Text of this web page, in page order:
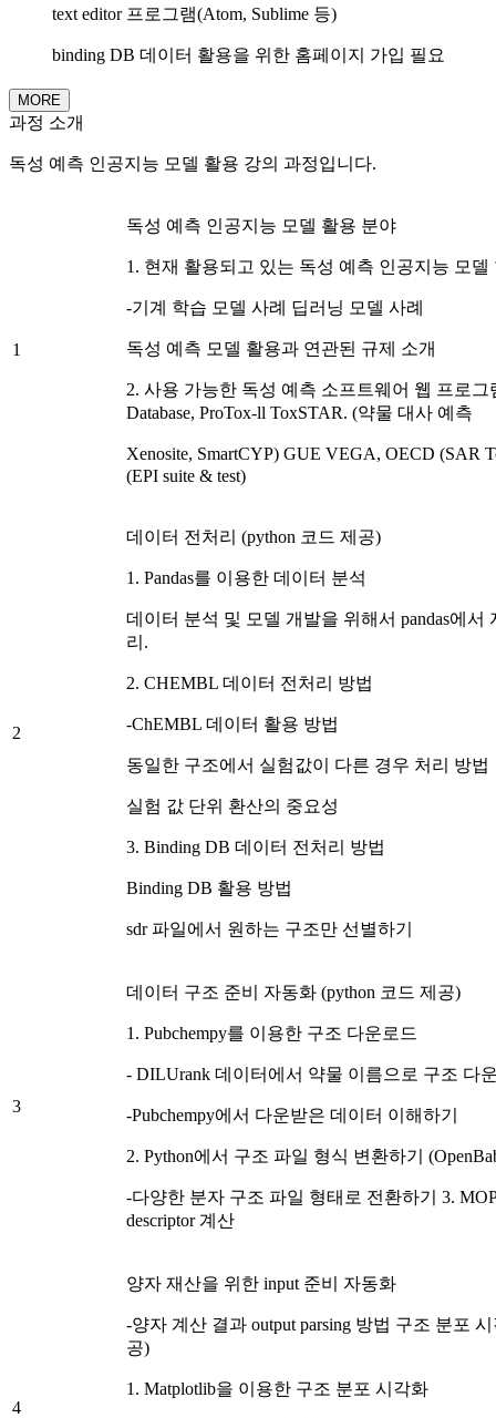
text editor 프로그램(Atom, Sublime 등)
binding DB 데이터 활용을 위한 홈페이지 가입 필요
MORE
과정 소개
독성 예측 인공지능 모델 활용 강의 과정입니다.
1
독성 예측 인공지능 모델 활용 분야
1. 현재 활용되고 있는 독성 예측 인공지능 모델
-기계 학습 모델 사례 딥러닝 모델 사례
독성 예측 모델 활용과 연관된 규제 소개
2. 사용 가능한 독성 예측 소프트웨어 웹 프로그
Database, ProTox-ll ToxSTAR. (약물 대사 예측
Xenosite, SmartCYP) GUE VEGA, OECD (SAR
(EPI suite & test)
2
데이터 전처리 (python 코드 제공)
1. Pandas를 이용한 데이터 분석
데이터 분석 및 모델 개발을 위해서 pandas에서
리.
2. CHEMBL 데이터 전처리 방법
-ChEMBL 데이터 활용 방법
동일한 구조에서 실험값이 다른 경우 처리 방법
실험 값 단위 환산의 중요성
3. Binding DB 데이터 전처리 방법
Binding DB 활용 방법
sdr 파일에서 원하는 구조만 선별하기
3
데이터 구조 준비 자동화 (python 코드 제공)
1. Pubchempy를 이용한 구조 다운로드
- DILUrank 데이터에서 약물 이름으로 구조 다
-Pubchempy에서 다운받은 데이터 이해하기
2. Python에서 구조 파일 형식 변환하기
-다양한 분자 구조 파일 형태로 전환하기 3.
descriptor 계산
4
양자 재산을 위한 input 준비 자동화
-양자 계산 결과 output parsing 방법 구조 분포
공)
1. Matplotlib을 이용한 구조 분포 시각화